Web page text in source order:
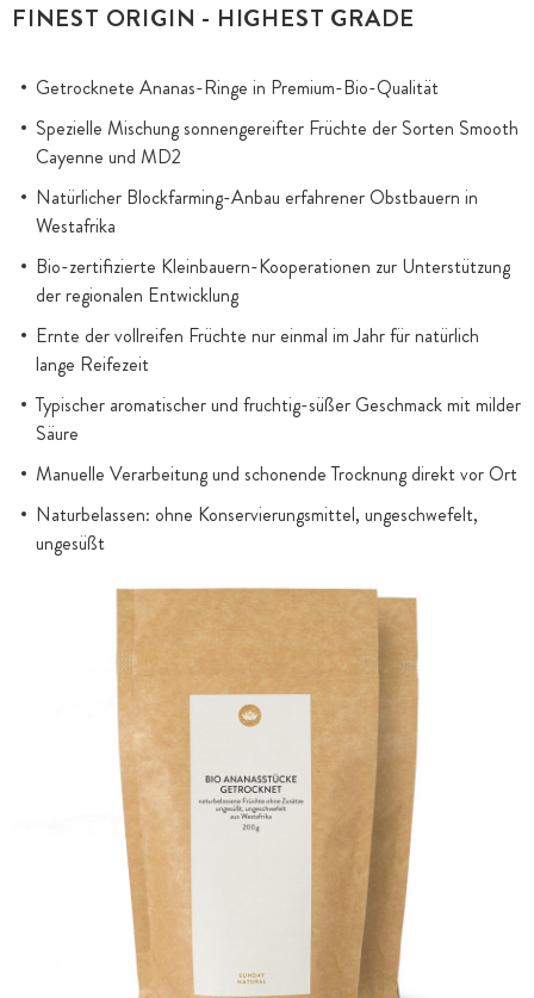
FINEST ORIGIN - HIGHEST GRADE
Getrocknete Ananas-Ringe in Premium-Bio-Qualität
Spezielle Mischung sonnengereifter Früchte der Sorten Smooth
Cayenne und MD2
Natürlicher Blockfarming-Anbau erfahrener Obstbauern in
Westafrika
Bio-zertifizierte Kleinbauern-Kooperationen zur Unterstützung
der regionalen Entwicklung
Ernte der vollreifen Früchte nur einmal im Jahr für natürlich
lange Reifezeit
Typischer aromatischer und fruchtig-süßer Geschmack mit milder
Säure
Manuelle Verarbeitung und schonende Trocknung direkt vor Ort
Naturbelassen: ohne Konservierungsmittel, ungeschwefelt,
ungesüßt